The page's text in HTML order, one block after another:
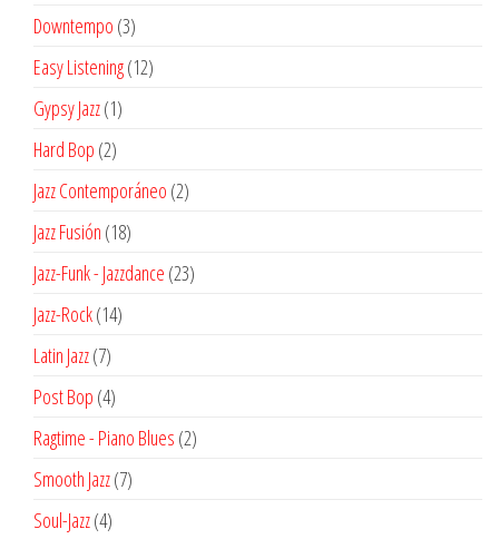
productos
Downtempo 33
productos
Easy Listening 1212
Gypsy Jazz 11
Hard Bop 22
productos
Jazz Contemporáneo 22
Jazz Fusión 1818
productos
Jazz-Funk - Jazzdance 2323
Jazz-Rock 1414
Latin Jazz 77
productos
Post Bop 44
productos
Ragtime - Piano Blues 22
Smooth Jazz 77
Soul-Jazz 44